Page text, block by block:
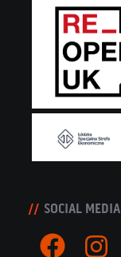
SOCIAL MEDIA